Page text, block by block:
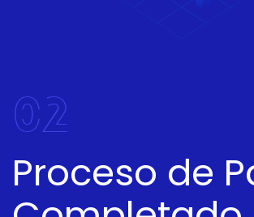
02
Proceso de